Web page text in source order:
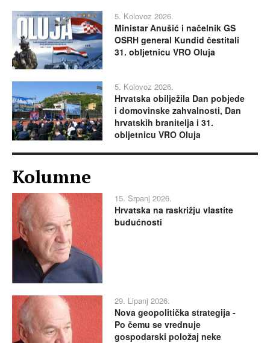
5. Kolovoz 2026.
Ministar Anušić i načelnik GS
OSRH general Kundid čestitali
31. obljetnicu VRO Oluja
5. Kolovoz 2026.
Hrvatska obilježila Dan pobjede
i domovinske zahvalnosti, Dan
hrvatskih branitelja i 31.
obljetnicu VRO Oluja
Kolumne
15. Srpanj 2026.
Hrvatska na raskrižju vlastite
budućnosti
29. Lipanj 2026.
Nova geopolitička strategija -
Po čemu se vrednuje
gospodarski položaj neke